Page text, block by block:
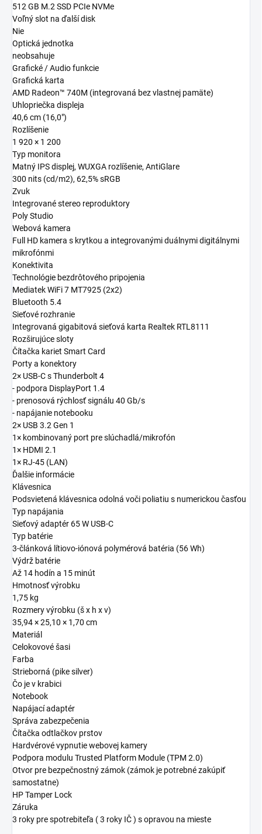
512 GB M.2 SSD PCIe NVMe
Voľný slot na ďalší disk
Nie
Optická jednotka
neobsahuje
Grafické / Audio funkcie
Grafická karta
AMD Radeon™ 740M (integrovaná bez vlastnej pamäte)
Uhlopriečka displeja
40,6 cm (16,0")
Rozlíšenie
1 920 × 1 200
Typ monitora
Matný IPS displej, WUXGA rozlíšenie, AntiGlare
300 nits (cd/m2), 62,5% sRGB
Zvuk
Integrované stereo reproduktory
Poly Studio
Webová kamera
Full HD kamera s krytkou a integrovanými duálnymi digitálnymi
mikrofónmi
Konektivita
Technológie bezdrôtového pripojenia
Mediatek WiFi 7 MT7925 (2x2)
Bluetooth 5.4
Sieťové rozhranie
Integrovaná gigabitová sieťová karta Realtek RTL8111
Rozširujúce sloty
Čítačka kariet Smart Card
Porty a konektory
2× USB-C s Thunderbolt 4
- podpora DisplayPort 1.4
- prenosová rýchlosť signálu 40 Gb/s
- napájanie notebooku
2× USB 3.2 Gen 1
1× kombinovaný port pre slúchadlá/mikrofón
1× HDMI 2.1
1× RJ-45 (LAN)
Ďalšie informácie
Klávesnica
Podsvietená klávesnica odolná voči poliatiu s numerickou časťou
Typ napájania
Sieťový adaptér 65 W USB-C
Typ batérie
3-článková lítiovo-iónová polymérová batéria (56 Wh)
Výdrž batérie
Až 14 hodín a 15 minút
Hmotnosť výrobku
1,75 kg
Rozmery výrobku (š x h x v)
35,94 × 25,10 × 1,70 cm
Materiál
Celokovové šasi
Farba
Strieborná (pike silver)
Čo je v krabici
Notebook
Napájací adaptér
Správa zabezpečenia
Čítačka odtlačkov prstov
Hardvérové vypnutie webovej kamery
Podpora modulu Trusted Platform Module (TPM 2.0)
Otvor pre bezpečnostný zámok (zámok je potrebné zakúpiť
samostatne)
HP Tamper Lock
Záruka
3 roky pre spotrebiteľa ( 3 roky IČ ) s opravou na mieste